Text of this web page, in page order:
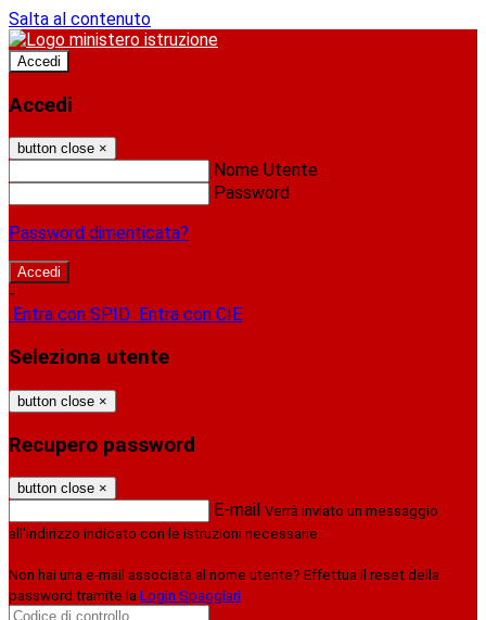
Salta al contenuto
Accedi
Accedi
button close ×
Nome Utente
Password
Password dimenticata?
-
Entra con SPID Entra con CIE
Seleziona utente
button close ×
Recupero password
button close ×
E-mail Verrà inviato un messaggio
all'indirizzo indicato con le istruzioni necessarie.
Non hai una e-mail associata al nome utente? Effettua il reset della
password tramite la Login Spaggiari